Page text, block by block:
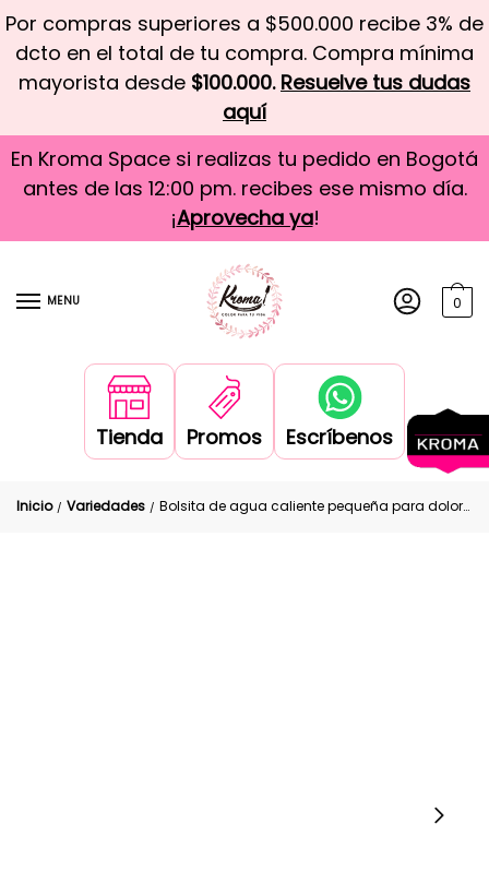
Por compras superiores a $500.000 recibe 3% de
dcto en el total de tu compra. Compra mínima
mayorista desde $100.000. Resuelve tus dudas
aquí
En Kroma Space si realizas tu pedido en Bogotá
antes de las 12:00 pm. recibes ese mismo día.
¡Aprovecha ya!
MENU 0
Tienda Promos Escríbenos
Inicio / Variedades / Bolsita de agua caliente pequeña para dolores musculares